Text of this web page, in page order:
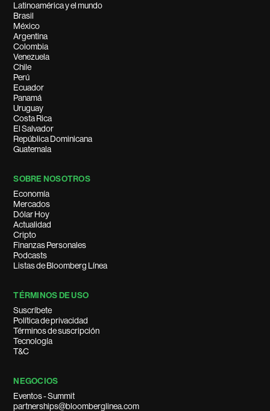
Latinoamérica y el mundo
Brasil
México
Argentina
Colombia
Venezuela
Chile
Perú
Ecuador
Panamá
Uruguay
Costa Rica
El Salvador
República Dominicana
Guatemala
SOBRE NOSOTROS
Economía
Mercados
Dólar Hoy
Actualidad
Cripto
Finanzas Personales
Podcasts
Listas de Bloomberg Línea
TÉRMINOS DE USO
Suscríbete
Política de privacidad
Términos de suscripción
Tecnología
T&C
NEGOCIOS
Eventos - Summit
partnerships@bloomberglinea.com